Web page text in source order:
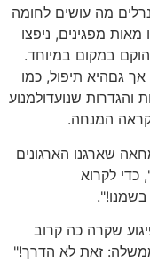
מה עושים לחומה
מפגינים, ניפצו
במקום במיוחד.
גםהיא תיפול, כמו
והגדרות שנועדולמנוע
המנחה.
שארגנו הארגונים
כדי לקרוא
שקרה כה קרוב
זאת לא הדרך!"